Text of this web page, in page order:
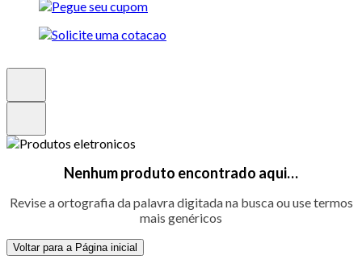
Nenhum produto encontrado aqui…
Revise a ortografia da palavra digitada na busca ou use termos
mais genéricos
Voltar para a Página inicial